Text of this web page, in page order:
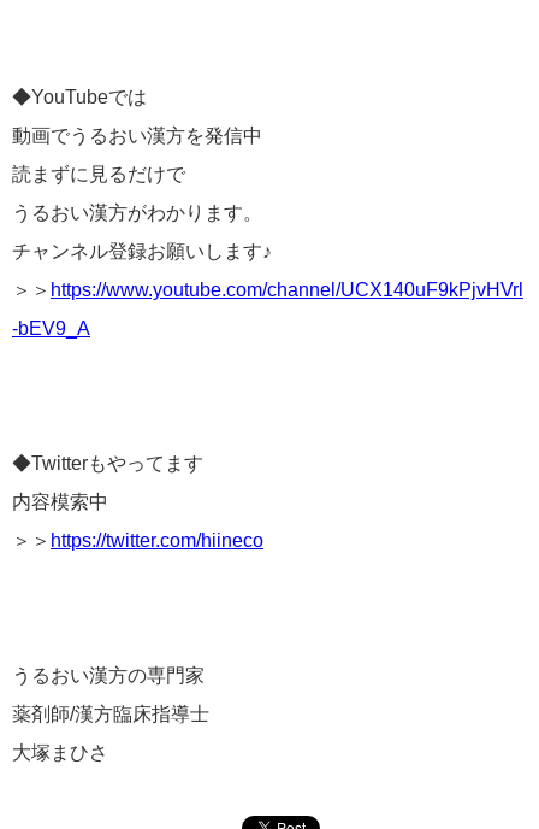
◆YouTubeでは
動画でうるおい漢方を発信中
読まずに見るだけで
うるおい漢方がわかります。
チャンネル登録お願いします♪
＞＞ https://www.youtube.com/channel/UCX140uF9kPjvHVrl
-bEV9_A
◆Twitterもやってます
内容模索中
＞＞ https://twitter.com/hiineco
うるおい漢方の専門家
薬剤師/漢方臨床指導士
大塚まひさ